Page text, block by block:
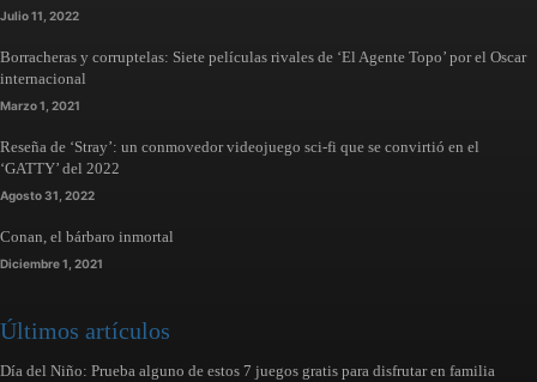
Julio 11, 2022
Borracheras y corruptelas: Siete películas rivales de ‘El Agente Topo’ por el Oscar
internacional
Marzo 1, 2021
Reseña de ‘Stray’: un conmovedor videojuego sci-fi que se convirtió en el
‘GATTY’ del 2022
Agosto 31, 2022
Conan, el bárbaro inmortal
Diciembre 1, 2021
Últimos artículos
Día del Niño: Prueba alguno de estos 7 juegos gratis para disfrutar en familia